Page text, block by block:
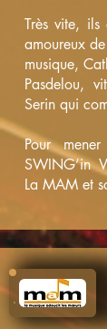
Très vite,
amoureux
musique,
Pasdelou,
Serin qui
Pour
SWING’in
La MAM et